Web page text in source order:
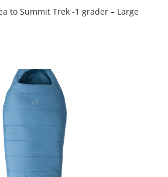
to Summit Trek -1 grader – Large